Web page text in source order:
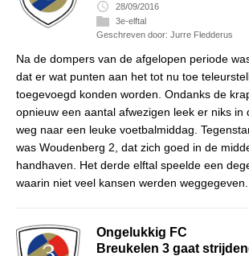
28/09/2016
3e-elftal
Geschreven door: Jurre Fledderus
Na de dompers van de afgelopen periode
dat er wat punten aan het tot nu toe
toegevoegd konden worden. Ondanks de
opnieuw een aantal afwezigen leek er niks in
weg naar een leuke voetbalmiddag.
was Woudenberg 2, dat zich goed in de
handhaven. Het derde elftal speelde een
waarin niet veel kansen werden weggegeven.
Ongelukkig FC
Breukelen 3 gaat